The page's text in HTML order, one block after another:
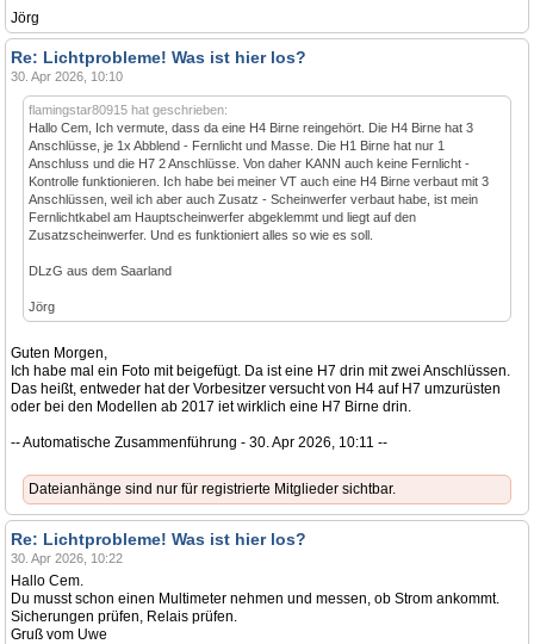
Jörg
Re: Lichtprobleme! Was ist hier los?
30. Apr 2026, 10:10
flamingstar80915 hat geschrieben:
Hallo Cem, Ich vermute, dass da eine H4 Birne reingehört. Die H4 Birne hat 3
Anschlüsse, je 1x Abblend - Fernlicht und Masse. Die H1 Birne hat nur 1
Anschluss und die H7 2 Anschlüsse. Von daher KANN auch keine Fernlicht -
Kontrolle funktionieren. Ich habe bei meiner VT auch eine H4 Birne verbaut mit 3
Anschlüssen, weil ich aber auch Zusatz - Scheinwerfer verbaut habe, ist mein
Fernlichtkabel am Hauptscheinwerfer abgeklemmt und liegt auf den
Zusatzscheinwerfer. Und es funktioniert alles so wie es soll.
DLzG aus dem Saarland
Jörg
Guten Morgen,
Ich habe mal ein Foto mit beigefügt. Da ist eine H7 drin mit zwei Anschlüssen.
Das heißt, entweder hat der Vorbesitzer versucht von H4 auf H7 umzurüsten
oder bei den Modellen ab 2017 iet wirklich eine H7 Birne drin.
-- Automatische Zusammenführung - 30. Apr 2026, 10:11 --
Dateianhänge sind nur für registrierte Mitglieder sichtbar.
Re: Lichtprobleme! Was ist hier los?
30. Apr 2026, 10:22
Hallo Cem.
Du musst schon einen Multimeter nehmen und messen, ob Strom ankommt.
Sicherungen prüfen, Relais prüfen.
Gruß vom Uwe